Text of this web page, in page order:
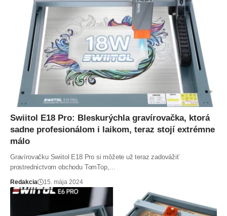
Swiitol E18 Pro: Bleskurýchla gravírovačka, ktorá
sadne profesionálom i laikom, teraz stojí extrémne
málo
Gravírovačku Swiitol E18 Pro si môžete už teraz zadovážiť
prostredníctvom obchodu TomTop,…
Redakcia 15. mája 2024